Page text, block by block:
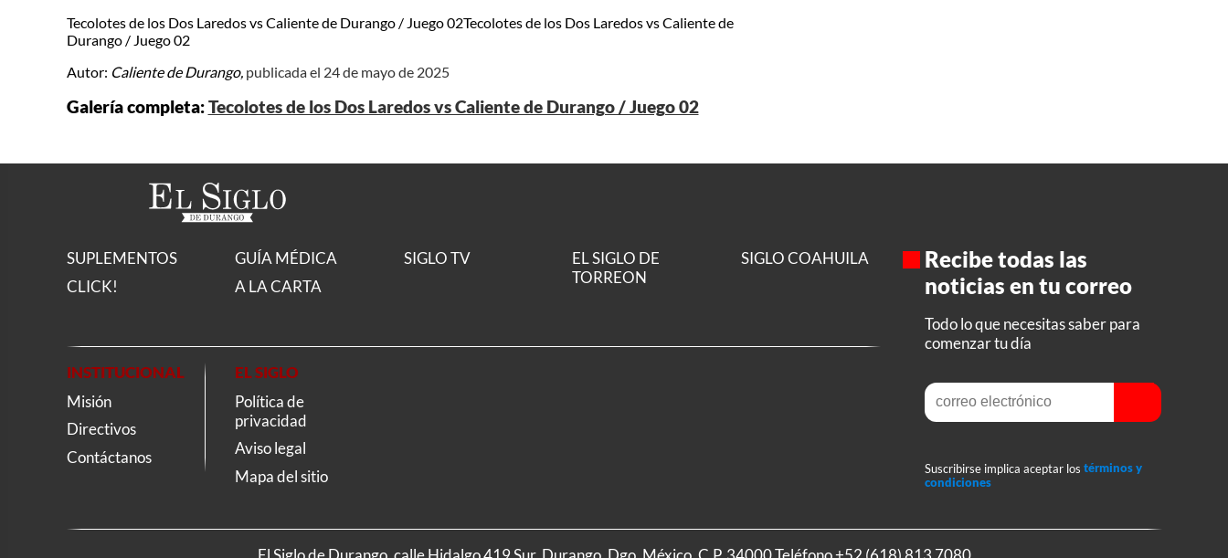
Tecolotes de los Dos Laredos vs Caliente de Durango / Juego 02Tecolotes de los Dos Laredos vs Caliente de
Durango / Juego 02
Autor: Caliente de Durango, publicada el 24 de mayo de 2025
Galería completa:Tecolotes de los Dos Laredos vs Caliente de Durango / Juego 02
SUPLEMENTOS
CLICK!
GUÍA MÉDICA
A LA CARTA
SIGLO TV
EL SIGLO DE
TORREON
SIGLO COAHUILA
INSTITUCIONAL
Misión
Directivos
Contáctanos
EL SIGLO
Política de
privacidad
Aviso legal
Mapa del sitio
Recibe todas las
noticias en tu correo
Todo lo que necesitas saber para
comenzar tu día
Suscribirse implica aceptar los términos y
condiciones